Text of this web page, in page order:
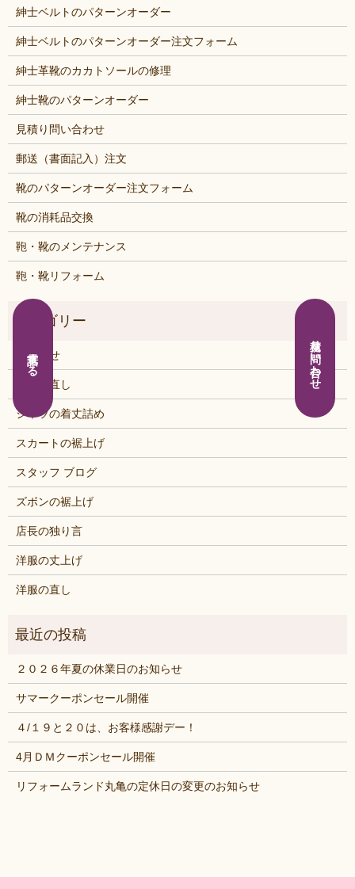
紳士ベルトのパターンオーダー
紳士ベルトのパターンオーダー注文フォーム
紳士革靴のカカトソールの修理
紳士靴のパターンオーダー
見積り問い合わせ
郵送（書面記入）注文
靴のパターンオーダー注文フォーム
靴の消耗品交換
鞄・靴のメンテナンス
鞄・靴リフォーム
お知らせ
くつの直し
シャツの着丈詰め
スカートの裾上げ
スタッフ ブログ
ズボンの裾上げ
店長の独り言
洋服の丈上げ
洋服の直し
２０２６年夏の休業日のお知らせ
サマークーポンセール開催
４/１９と２０は、お客様感謝デー！
4月ＤＭクーポンセール開催
リフォームランド丸亀の定休日の変更のお知らせ
電話する 見積り問い合わせ